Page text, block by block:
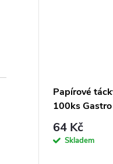
Papírové
100ks Gastro
64 Kč
Skladem